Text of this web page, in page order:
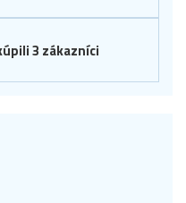
3 zákazníci